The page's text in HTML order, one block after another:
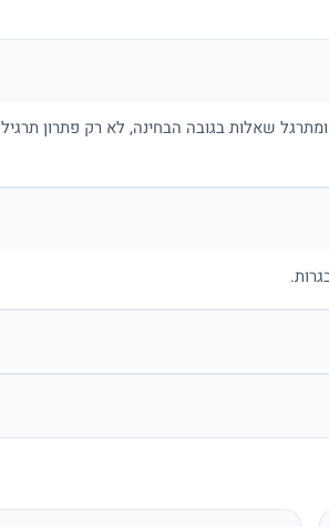
שאלות בגובה הבחינה, לא רק פתרון תרגיל